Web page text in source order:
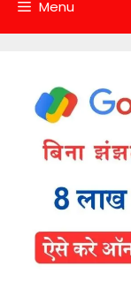
Menu